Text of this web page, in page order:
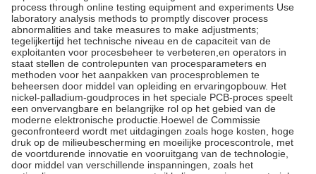
process through online testing equipment and experiments Use
laboratory analysis methods to promptly discover process
abnormalities and take measures to make adjustments;
tegelijkertijd het technische niveau en de capaciteit van de
exploitanten voor procesbeheer te verbeteren,en operators in
staat stellen de controlepunten van procesparameters en
methoden voor het aanpakken van procesproblemen te
beheersen door middel van opleiding en ervaringopbouw. Het
nickel-palladium-goudproces in het speciale PCB-proces speelt
een onvervangbare en belangrijke rol op het gebied van de
moderne elektronische productie.Hoewel de Commissie
geconfronteerd wordt met uitdagingen zoals hoge kosten, hoge
druk op de milieubescherming en moeilijke procescontrole, met
de voortdurende innovatie en vooruitgang van de technologie,
door middel van verschillende inspanningen, zoals het